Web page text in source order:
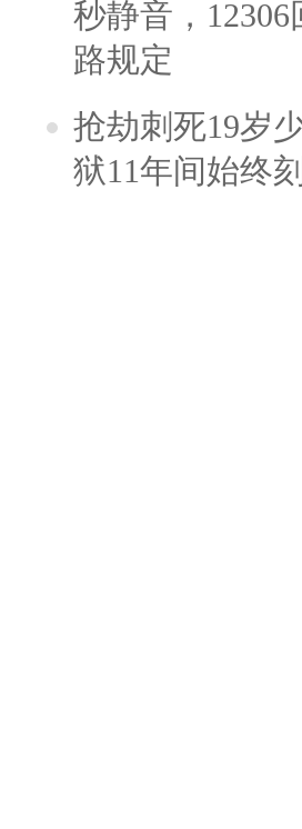
秒静音，
路规定
抢劫刺死19岁
狱11年间始终